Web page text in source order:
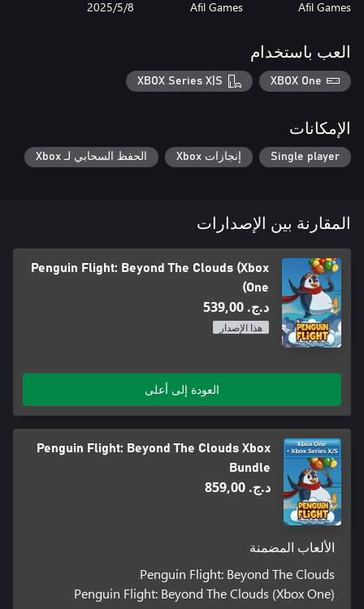
التحليق فوق الغيوم!
Afil Games
Afil Games
8‏/5‏/2025
العب باستخدام
XBOX One
XBOX Series X|S
الإمكانات
Single player إنجازات Xbox الحفظ السحابي لـ Xbox
المقارنة بين الإصدارات
Penguin Flight: Beyond The Clouds (Xbox
One)
د.ج.‏ 539,00
هذا الإصدار
العودة إلى أعلى
Penguin Flight: Beyond The Clouds Xbox
Bundle
د.ج.‏ 859,00
الألعاب المضمنة
Penguin Flight: Beyond The Clouds
Penguin Flight: Beyond The Clouds (Xbox One)